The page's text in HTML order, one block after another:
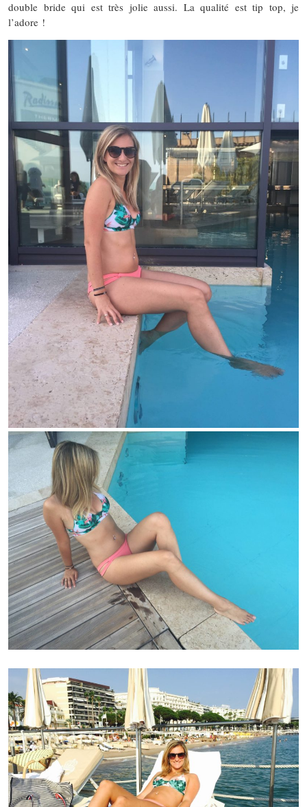
double bride qui est très jolie aussi. La qualité est tip top, je
l’adore !